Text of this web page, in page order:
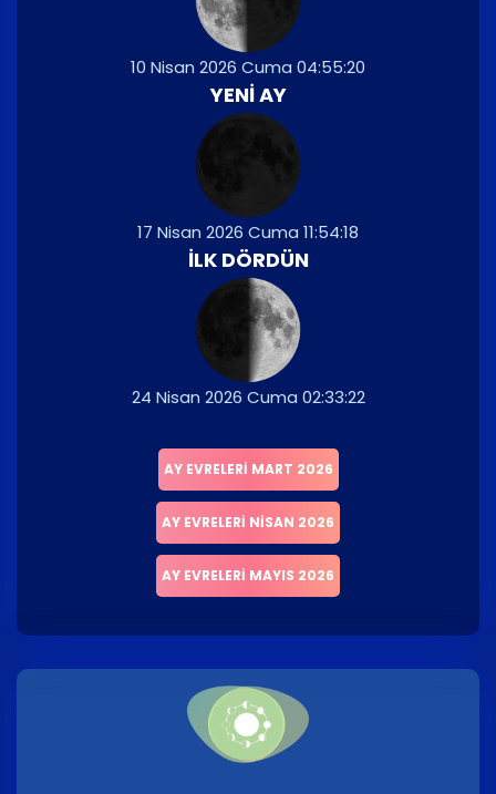
10 Nisan 2026 Cuma 04:55:20
YENI AY
17 Nisan 2026 Cuma 11:54:18
İLK DÖRDÜN
24 Nisan 2026 Cuma 02:33:22
AY EVRELERI MART 2026
AY EVRELERI NISAN 2026
AY EVRELERI MAYIS 2026